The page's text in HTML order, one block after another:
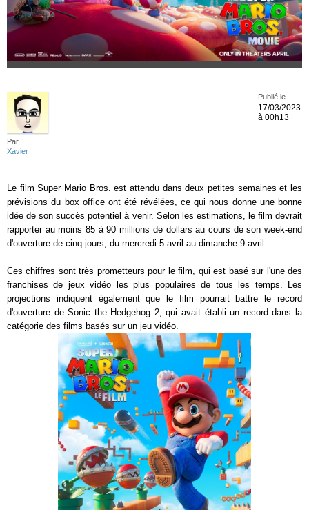
Par
Xavier
Publié le
17/03/2023
à 00h13
Le film Super Mario Bros. est attendu dans deux petites semaines et les
prévisions du box office ont été révélées, ce qui nous donne une bonne
idée de son succès potentiel à venir. Selon les estimations, le film devrait
rapporter au moins 85 à 90 millions de dollars au cours de son week-end
d'ouverture de cinq jours, du mercredi 5 avril au dimanche 9 avril.
Ces chiffres sont très prometteurs pour le film, qui est basé sur l'une des
franchises de jeux vidéo les plus populaires de tous les temps. Les
projections indiquent également que le film pourrait battre le record
d'ouverture de Sonic the Hedgehog 2, qui avait établi un record dans la
catégorie des films basés sur un jeu vidéo.